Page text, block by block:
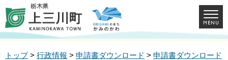
トップ> 行政情報 > 申請書ダウンロード > 申請書ダウンロード